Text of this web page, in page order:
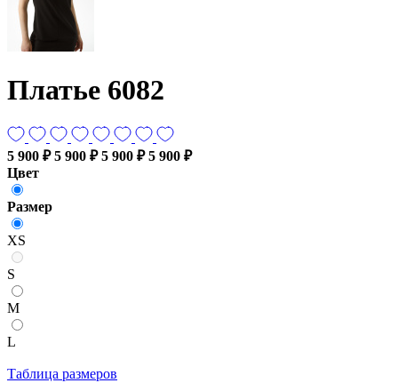
Платье 6082
5 900 ₽ 5 900 ₽ 5 900 ₽ 5 900 ₽
Цвет
Размер
XS
S
M
L
Таблица размеров